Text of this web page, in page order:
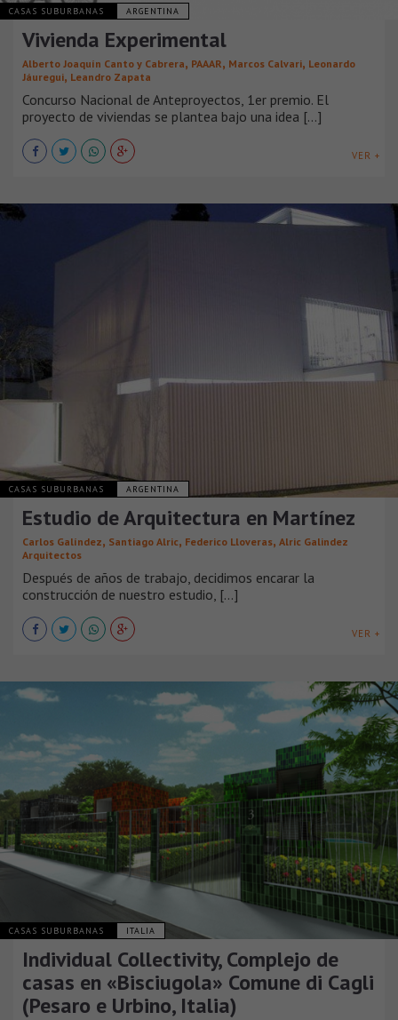
CASAS SUBURBANAS ARGENTINA
Vivienda Experimental
Alberto Joaquín Canto y Cabrera, PAAAR, Marcos Calvari, Leonardo
Jáuregui, Leandro Zapata
Concurso Nacional de Anteproyectos, 1er premio. El
proyecto de viviendas se plantea bajo una idea [...]
VER +
CASAS SUBURBANAS ARGENTINA
Estudio de Arquitectura en Martínez
Carlos Galíndez, Santiago Alric, Federico Lloveras, Alric Galindez
Arquitectos
Después de años de trabajo, decidimos encarar la
construcción de nuestro estudio, [...]
VER +
CASAS SUBURBANAS ITALIA
Individual Collectivity, Complejo de
casas en «Bisciugola» Comune di Cagli
(Pesaro e Urbino, Italia)